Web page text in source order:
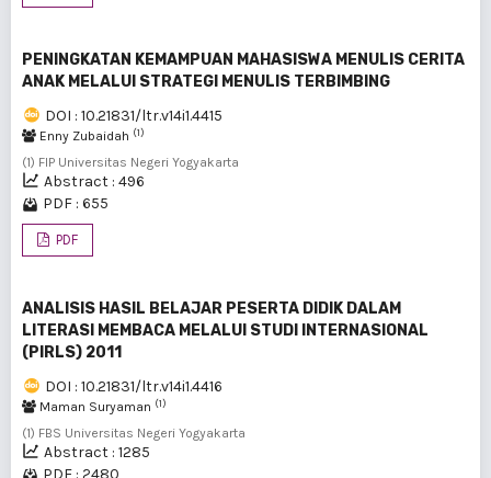
PENINGKATAN KEMAMPUAN MAHASISWA MENULIS CERITA
ANAK MELALUI STRATEGI MENULIS TERBIMBING
DOI : 10.21831/ltr.v14i1.4415
Enny Zubaidah (1)
(1) FIP Universitas Negeri Yogyakarta
Abstract : 496
PDF : 655
PDF
ANALISIS HASIL BELAJAR PESERTA DIDIK DALAM
LITERASI MEMBACA MELALUI STUDI INTERNASIONAL
(PIRLS) 2011
DOI : 10.21831/ltr.v14i1.4416
Maman Suryaman (1)
(1) FBS Universitas Negeri Yogyakarta
Abstract : 1285
PDF : 2480